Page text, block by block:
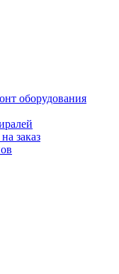
оборудования
заказ